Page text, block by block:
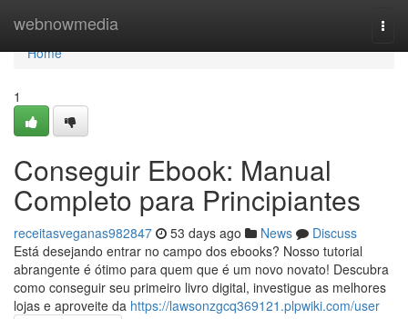
webnowmedia
Home
Home
1
Conseguir Ebook: Manual
Completo para Principiantes
receitasveganas982847 53 days ago News
Discuss
Está desejando entrar no campo dos ebooks? Nosso tutorial
abrangente é ótimo para quem que é um novo novato! Descubra
como conseguir seu primeiro livro digital, investigue as melhores
lojas e aproveite da https://lawsonzgcq369121.plpwiki.com/user